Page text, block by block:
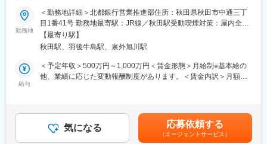
に対して 営業・販売活動を行うため、新規開拓や、お知り合いの
方へのご案内などはありません。
（2）提案しやすい保険商品
当社のがん保険・医療保険の保有契約数は業界トップクラスで
に時代のニーズに合った多様な商品ラインアップがあり、少額の
ものから手厚い保障のある商品までお客様のライフプランに合っ
の仕方、事務手続きなどをお教えしていきます。 こまめにコミュ
ニケーションを取りながら寄り添ってサポートします。ブランク
があってもご安心下さい。
■詳細内容：
事業性評価活動（顧客の事業課題把握、提案内容の検討等）や顧
客との面談等を通じた課題発見、解決方法の提示、ハンズオン支
援等、
事業承継・M&Aを中心にコンサルティングを担当していただきま
す。あわせて行員の人材育成も含めた牽引役としての活動を期待
いたします。
以外の分野（経営コンサルや人事コンサル、事業承継支援、業務
改善等）は途上分野であり、顧客ニーズも相応に見込まれること
から今後業容を拡大させていきたいものです。
勤務地
＜勤務地詳細＞北都銀行営業推進部住所：秋田県秋田市中通三丁
目1番41号 勤務地最寄駅：JR線／秋田駅受動喫煙対策：屋内全面
禁煙変更の範囲：無
【最寄り駅】
秋田駅、羽後牛島駅、泉外旭川駅
給与
＜予定年収＞500万円～1,000万円＜賃金形態＞月給制※基本給の
他、業績に応じた変動報酬制度があります。＜賃金内訳＞月額
ではございません。賃金はあくまでも目安の金額であり、選考を
通じて上下する可能性があります。月給(月額)は固定手当を含めた
表記です。
気になる 応募依頼する
（エージェントサービス）